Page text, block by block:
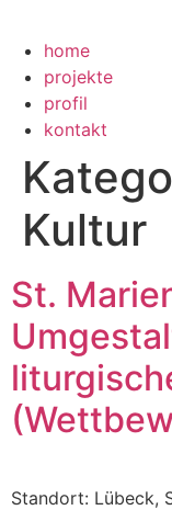
home
projekte
profil
kontakt
Kultur
St.
Standort: Lübeck,